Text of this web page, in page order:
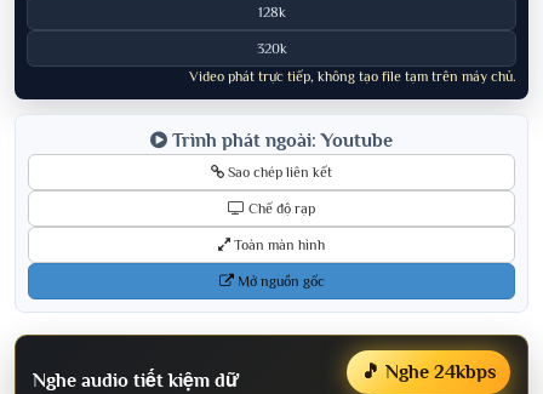
128k
320k
Video phát trực tiếp, không tạo file tạm trên máy chủ.
Trình phát ngoài: Youtube
Sao chép liên kết
Chế độ rạp
Toàn màn hình
Mở nguồn gốc
Nghe audio tiết kiệm dữ
🎵 Nghe 24kbps